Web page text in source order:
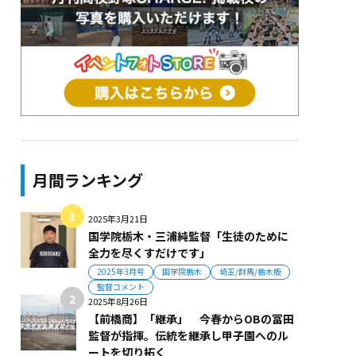
月間ランキング
2025年3月21日
国学院栃木・三浦純監督「生徒のために
全力を尽くすだけです」
2025年3月号 国学院栃木
埼玉/群馬/栃木版
監督コメント
2025年8月26日
【前橋商】「継承」 今春からOBの冨田
監督が指揮。伝統を継承し甲子園へのル
ートを切り拓く